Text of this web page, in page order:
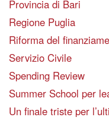
Provincia di Bari
Regione Puglia
Riforma del
Servizio Civile
Spending Review
Summer School per
Un finale triste per